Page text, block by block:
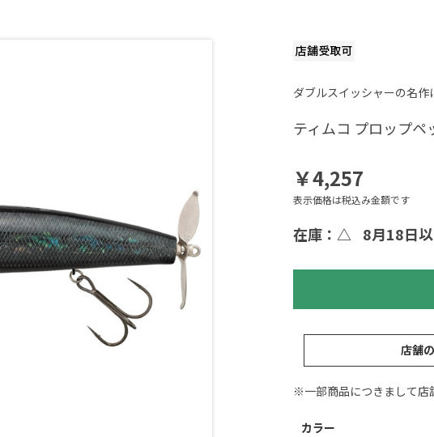
ダブルスイッシャーの名
ティムコ プロップペ
￥4,257
表示価格は税込み金額です
在庫：△ 8月18日
店舗
※一部商品につきまして店
カラー